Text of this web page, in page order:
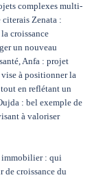
complexes multi-
citerais Zenata :
croissance
un nouveau
Anfa : projet
à positionner la
en reflétant un
: bel exemple de
à valoriser
immobilier : qui
croissance du